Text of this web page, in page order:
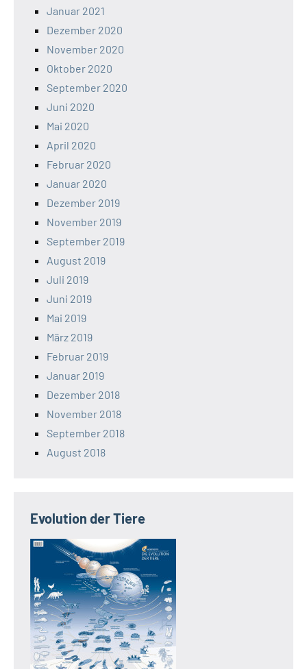
Januar 2021
Dezember 2020
November 2020
Oktober 2020
September 2020
Juni 2020
Mai 2020
April 2020
Februar 2020
Januar 2020
Dezember 2019
November 2019
September 2019
August 2019
Juli 2019
Juni 2019
Mai 2019
März 2019
Februar 2019
Januar 2019
Dezember 2018
November 2018
September 2018
August 2018
Evolution der Tiere